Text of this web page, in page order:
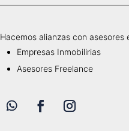
Hacemos alianzas con asesores
Empresas Inmobilirias
Asesores Freelance